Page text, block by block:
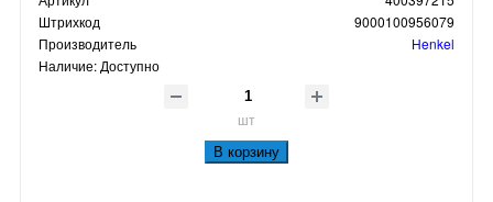
Штрихкод
9000100956079
Производитель
Henkel
Наличие: Доступно
шт
В корзину